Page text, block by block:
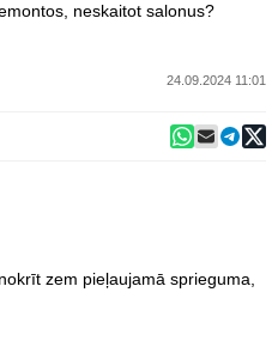
neskaitot salonus?
24.09.2024 11:01
zem pieļaujamā sprieguma,